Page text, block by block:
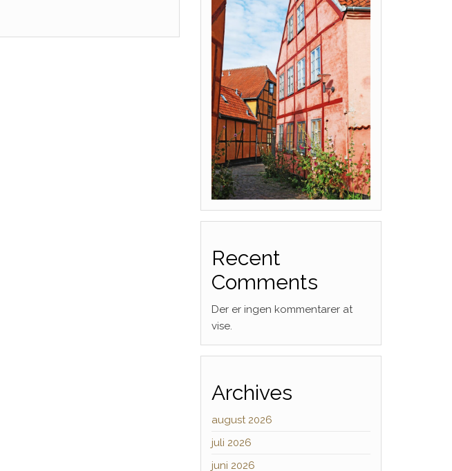
Recent
Comments
Der er ingen kommentarer at
vise.
Archives
august 2026
juli 2026
juni 2026